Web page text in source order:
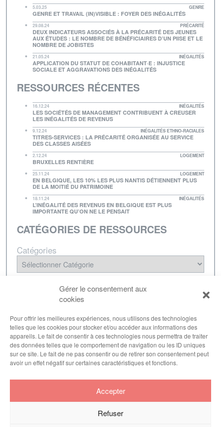
Gérer le consentement aux
cookies
Pour offrir les meilleures expériences, nous utilisons des technologies
telles que les cookies pour stocker et/ou accéder aux informations des
appareils. Le fait de consentir à ces technologies nous permettra de traiter
des données telles que le comportement de navigation ou les ID uniques
sur ce site. Le fait de ne pas consentir ou de retirer son consentement peut
avoir un effet négatif sur certaines caractéristiques et fonctions.
Accepter
Refuser
5.03.25 GENRE
GENRE ET TRAVAIL (IN)VISIBLE : FOYER DES INÉGALITÉS
29.08.24 PRÉCARITÉ
DEUX INDICATEURS ASSOCIÉS À LA PRÉCARITÉ DES JEUNES
AUX ÉTUDES : LE NOMBRE DE BÉNÉFICIAIRES D’UN PIISE ET LE
NOMBRE DE JOBISTES
21.05.24 INÉGALITÉS
APPLICATION DU STATUT DE COHABITANT·E : INJUSTICE
SOCIALE ET AGGRAVATIONS DES INÉGALITÉS
RESSOURCES RÉCENTES
16.12.24 INÉGALITÉS
LES SOCIÉTÉS DE MANAGEMENT CONTRIBUENT À CREUSER
LES INÉGALITÉS DE REVENUS
9.12.24 INÉGALITÉS ETHNO-RACIALES
TITRES-SERVICES : LA PRÉCARITÉ ORGANISÉE AU SERVICE
DES CLASSES AISÉES
2.12.24 LOGEMENT
BRUXELLES RENTIÈRE
25.11.24 LOGEMENT
EN BELGIQUE, LES 10% LES PLUS NANTIS DÉTIENNENT PLUS
DE LA MOITIÉ DU PATRIMOINE
18.11.24 INÉGALITÉS
L’INÉGALITÉ DES REVENUS EN BELGIQUE EST PLUS
IMPORTANTE QU’ON NE LE PENSAIT
CATÉGORIES DE RESSOURCES
Catégories
NEWSLETTER
être tenu·e au courant de nos dernières
publications.